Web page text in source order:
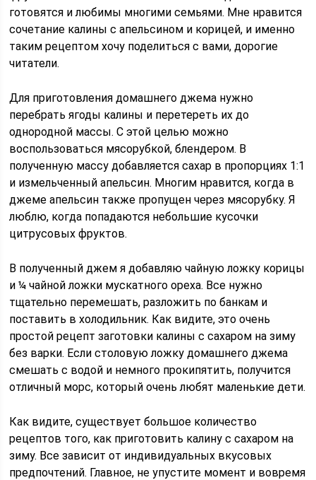
готовятся и любимы многими семьями. Мне нравится
сочетание калины с апельсином и корицей, и именно
таким рецептом хочу поделиться с вами, дорогие
читатели.
Для приготовления домашнего джема нужно
перебрать ягоды калины и перетереть их до
однородной массы. С этой целью можно
воспользоваться мясорубкой, блендером. В
полученную массу добавляется сахар в пропорциях 1:1
и измельченный апельсин. Многим нравится, когда в
джеме апельсин также пропущен через мясорубку. Я
люблю, когда попадаются небольшие кусочки
цитрусовых фруктов.
В полученный джем я добавляю чайную ложку корицы
и ¼ чайной ложки мускатного ореха. Все нужно
тщательно перемешать, разложить по банкам и
поставить в холодильник. Как видите, это очень
простой рецепт заготовки калины с сахаром на зиму
без варки. Если столовую ложку домашнего джема
смешать с водой и немного прокипятить, получится
отличный морс, который очень любят маленькие дети.
Как видите, существует большое количество
рецептов того, как приготовить калину с сахаром на
зиму. Все зависит от индивидуальных вкусовых
предпочтений. Главное, не упустите момент и вовремя